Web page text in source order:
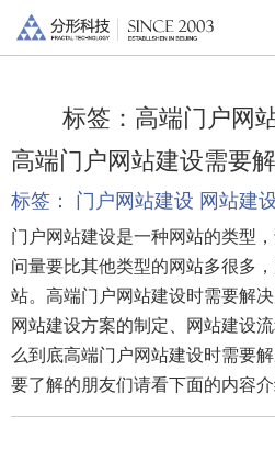
标签： 高端门户网
高端门户网站建设需要
标签： 门户网站建设 网站建
门户网站建设是一种网站的类型
问量要比其他类型的网站多很多
站。高端门户网站建设时需要解
网站建设方案的制定、网站建设
么到底高端门户网站建设时需要
要了解的朋友们请看下面的内容介